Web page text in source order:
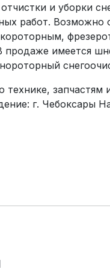
и уборки
работ.
имеется
технике,
г. Чебоксары